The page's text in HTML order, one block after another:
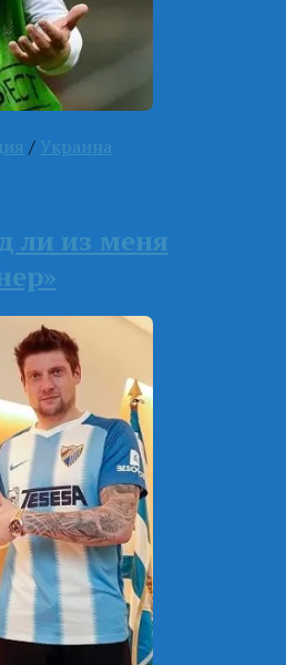
/ Украина
ли из меня